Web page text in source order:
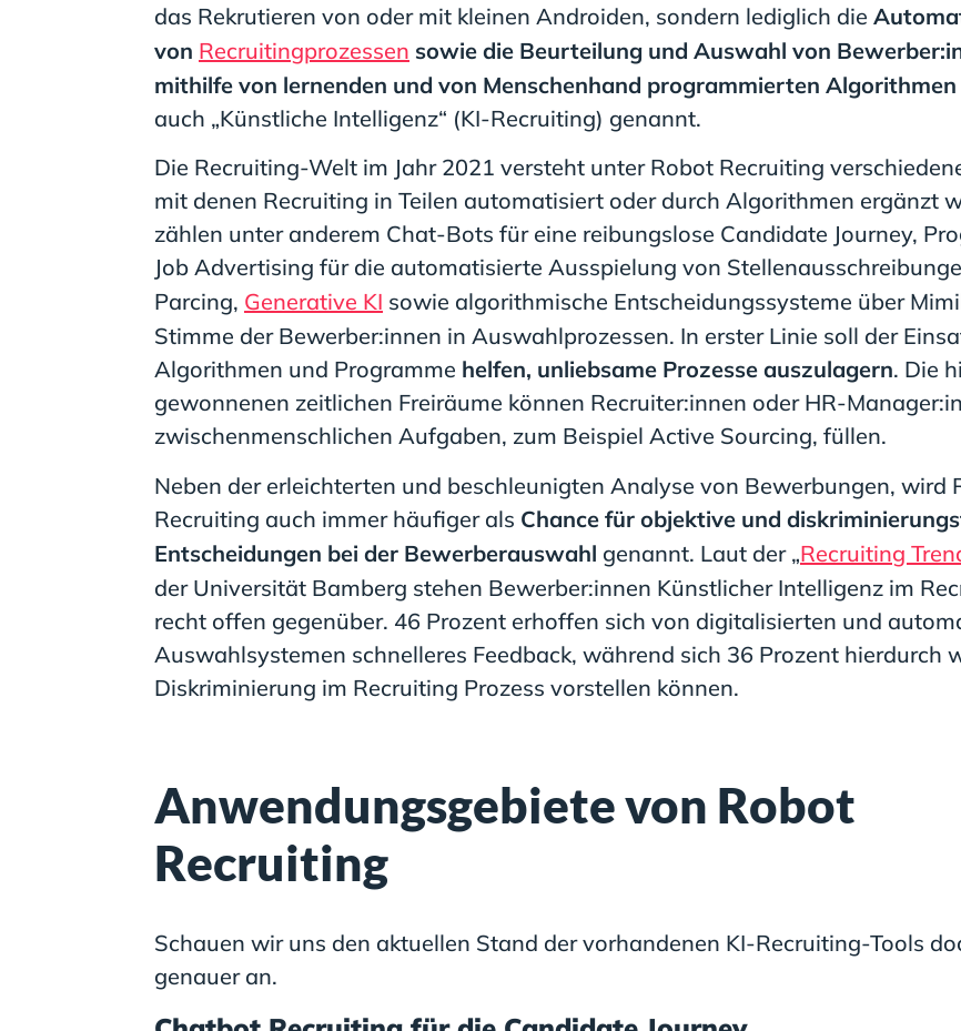
das Rekrutieren von oder mit kleinen Androiden, sondern lediglich die
von Recruitingprozessen sowie die Beurteilung und Auswahl von
mithilfe von lernenden und von Menschenhand programmierten Algorithmen
auch „Künstliche Intelligenz“ (KI-Recruiting) genannt.
Die Recruiting-Welt im Jahr 2021 versteht unter Robot Recruiting
mit denen Recruiting in Teilen automatisiert oder durch Algorithmen ergänzt
zählen unter anderem Chat-Bots für eine reibungslose Candidate Journey,
Job Advertising für die automatisierte Ausspielung von
Parcing, Generative KI sowie algorithmische Entscheidungssysteme über
Stimme der Bewerber:innen in Auswahlprozessen. In erster Linie soll der
Algorithmen und Programme helfen, unliebsame Prozesse auszulagern. Die
gewonnenen zeitlichen Freiräume können Recruiter:innen oder HR-
zwischenmenschlichen Aufgaben, zum Beispiel Active Sourcing, füllen.
Neben der erleichterten und beschleunigten Analyse von Bewerbungen, wird
Recruiting auch immer häufiger als Chance für objektive und
Entscheidungen bei der Bewerberauswahl genannt. Laut der „Recruiting
der Universität Bamberg stehen Bewerber:innen Künstlicher Intelligenz im
recht offen gegenüber. 46 Prozent erhoffen sich von digitalisierten und
Auswahlsystemen schnelleres Feedback, während sich 36 Prozent hierdurch
Diskriminierung im Recruiting Prozess vorstellen können.
Anwendungsgebiete von Robot
Recruiting
Schauen wir uns den aktuellen Stand der vorhandenen KI-Recruiting-Tools
genauer an.